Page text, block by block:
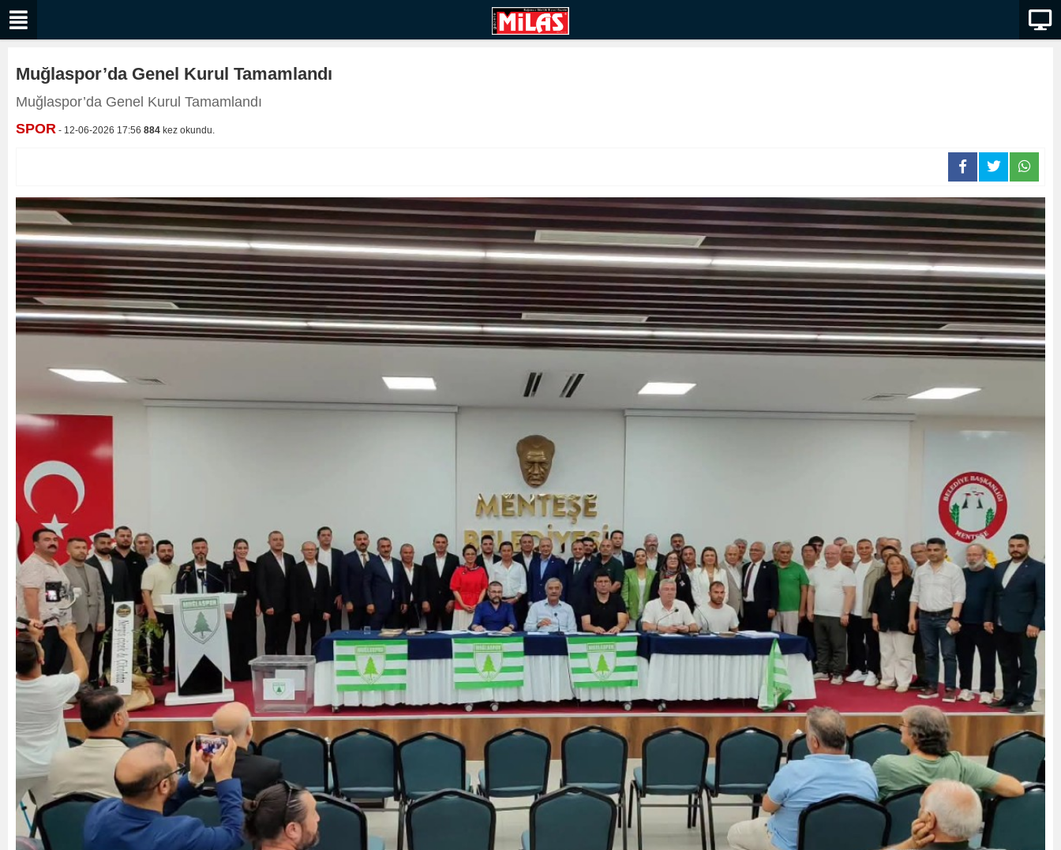
Muğlaspor’da Genel Kurul Tamamlandı
Muğlaspor’da Genel Kurul Tamamlandı
SPOR - 12-06-2026 17:56 884 kez okundu.